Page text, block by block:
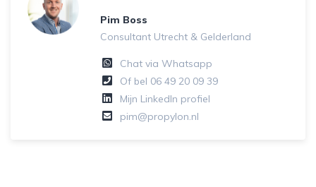
Pim Boss
Consultant Utrecht & Gelderland
Chat via Whatsapp
Of bel 06 49 20 09 39
Mijn LinkedIn profiel
pim@propylon.nl